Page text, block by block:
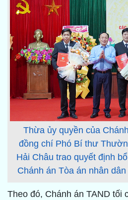
Thừa ủy quyền của
đồng chí Phó Bí thư
Hải Châu trao quyết định
Chánh án Tòa án nhân
Theo đó, Chánh án TAND tối